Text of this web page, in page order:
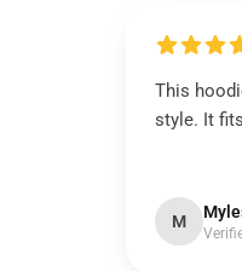
This
style. It
M